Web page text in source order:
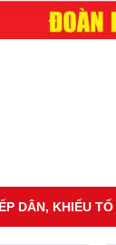
DÂN, KHIẾU TỐ